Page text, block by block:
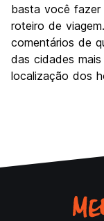
basta você fazer
roteiro de
comentários de
das cidades
localização dos